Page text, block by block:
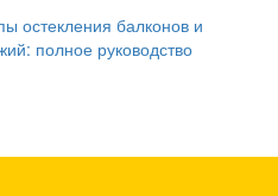
остекления балконов и
полное руководство